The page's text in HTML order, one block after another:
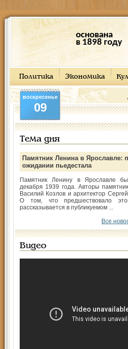
основана
в 1898 году
Политика Экономика
воскресенье
09
Тема дня
Памятник Ленина в Ярославле:
ожидании пьедестала
Памятник Ленину в Ярославле
декабря 1939 года. Авторы
Василий Козлов и архитектор
О том, что предшествовало
рассказывается в публикуемом ...
Все
Видео